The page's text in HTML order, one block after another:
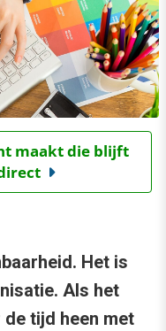
maakt die blijft
Het is
Als het
tijd heen met